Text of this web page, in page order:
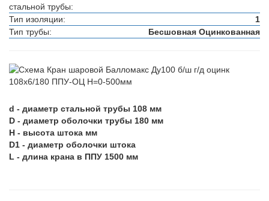
стальной трубы:
Тип изоляции:
1
Тип трубы:
Бесшовная Оцинкованная
d - диаметр стальной трубы 108 мм
D - диаметр оболочки трубы 180 мм
H - высота штока мм
D1 - диаметр оболочки штока
L - длина крана в ППУ 1500 мм